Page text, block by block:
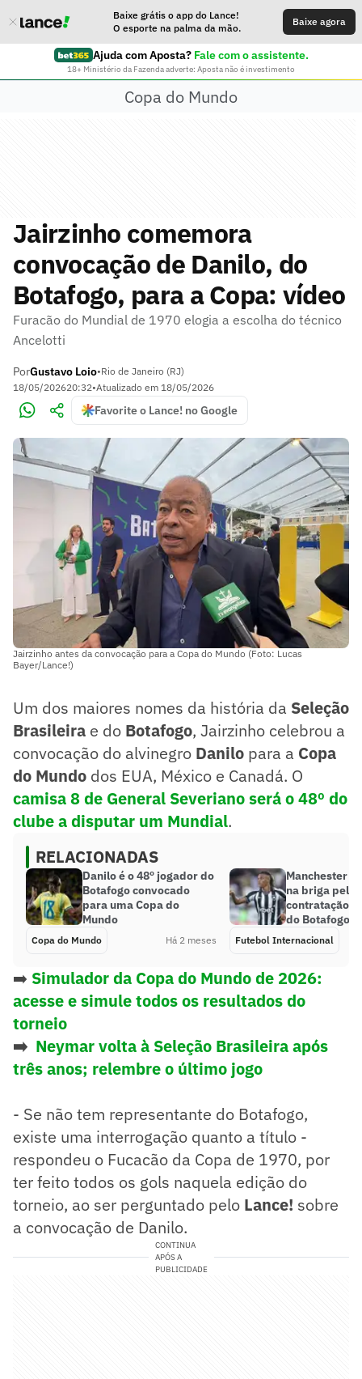
Baixe grátis o app do Lance!
O esporte na palma da mão.
Baixe agora
Ajuda com Aposta? Fale com o assistente.
18+ Ministério da Fazenda adverte: Aposta não é investimento
Copa do Mundo
Jairzinho comemora
convocação de Danilo, do
Botafogo, para a Copa: vídeo
Furacão do Mundial de 1970 elogia a escolha do técnico
Ancelotti
PorGustavo Loio•Rio de Janeiro (RJ)
18/05/202620:32•Atualizado em 18/05/2026
Favorite o Lance! no Google
Jairzinho antes da convocação para a Copa do Mundo (Foto: Lucas
Bayer/Lance!)
Um dos maiores nomes da história da Seleção
Brasileira e do Botafogo, Jairzinho celebrou a
convocação do alvinegro Danilo para a Copa
do Mundo dos EUA, México e Canadá. O
camisa 8 de General Severiano será o 48º do
clube a disputar um Mundial.
RELACIONADAS
Danilo é o 48º jogador do
Botafogo convocado
para uma Copa do
Mundo
Copa do Mundo Há 2 meses
Manchester
na briga pela
contratação
do Botafogo
Futebol Internacional
➡️ Simulador da Copa do Mundo de 2026:
acesse e simule todos os resultados do
torneio
➡️ Neymar volta à Seleção Brasileira após
três anos; relembre o último jogo
- Se não tem representante do Botafogo,
existe uma interrogação quanto a título -
respondeu o Fucacão da Copa de 1970, por
ter feito todos os gols naquela edição do
torneio, ao ser perguntado pelo Lance! sobre
a convocação de Danilo.
CONTINUA
APÓS A
PUBLICIDADE